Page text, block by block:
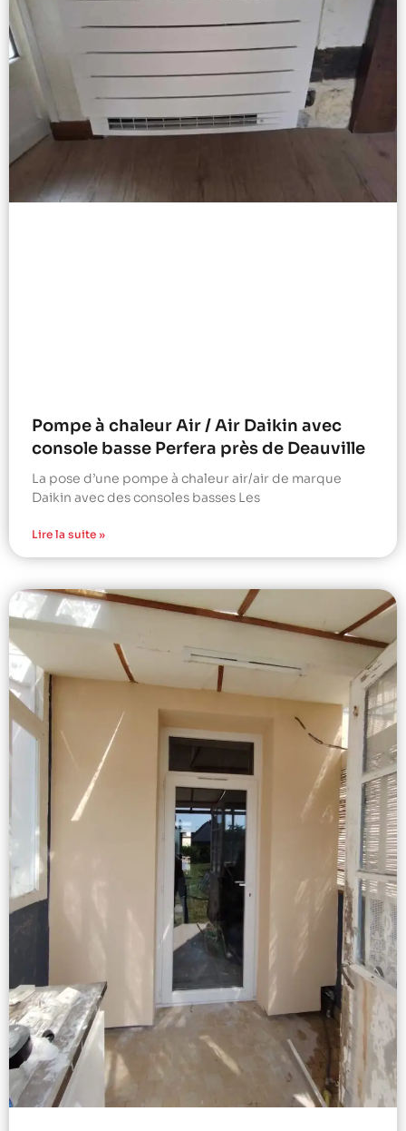
Pompe à chaleur Air / Air Daikin avec
console basse Perfera près de Deauville
La pose d’une pompe à chaleur air/air de marque
Daikin avec des consoles basses Les
Lire la suite »